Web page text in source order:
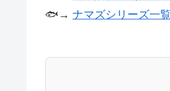
🐟→ ナマズシリーズ一